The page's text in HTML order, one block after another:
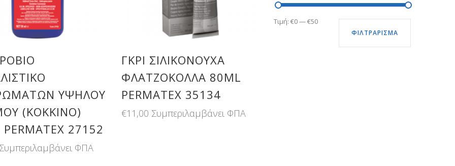
ΥΨΗΛΟΎ
(ΚΌΚΚΙΝΟ)
27152
Συμπεριλαμβάνει ΦΠΑ
ΓΚΡΙ ΣΙΛΙΚΟΝΟΎΧΑ
ΦΛΑΤΖΌΚΟΛΛΑ 80ML
PERMATEX 35134
€11,00 Συμπεριλαμβάνει ΦΠΑ
Ελάχιστη
Μέγιστη
ΦΙΛΤΡΆΡΙΣΜΑ
Τιμή: €0—€50